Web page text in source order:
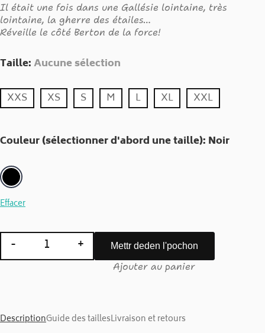
Il était une fois dans une Gallésie lointaine, très
lointaine, la gherre des étailes…
Réveille le côté Berton de la force!
Taille:Aucune sélection
XXS XS S M L XL XXL
Couleur (sélectionner d'abord une taille): Noir
Effacer
quantité de Sweat-shirt Unisexe : LA GHERRE
- + Mettr deden l'pochon
Ajouter au panier
DescriptionGuide des taillesLivraison et retours